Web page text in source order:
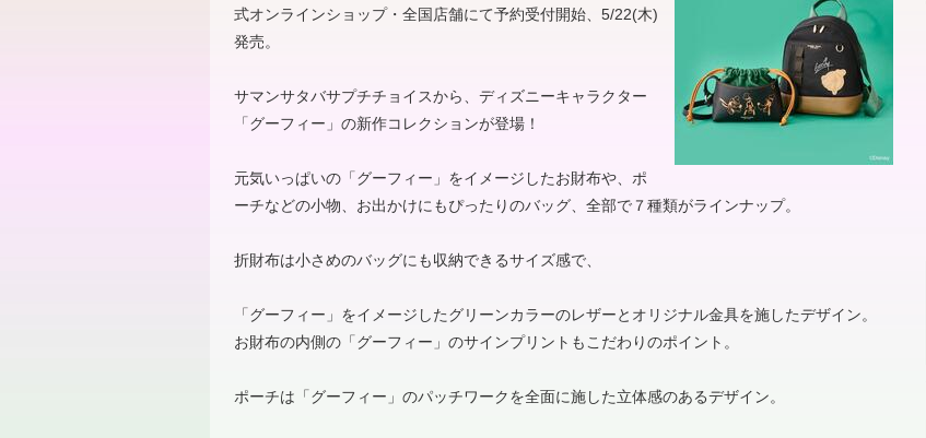
式オンラインショップ・全国店舗にて予約受付開始、5/22(木)
発売。
サマンサタバサプチチョイスから、ディズニーキャラクター
「グーフィー」の新作コレクションが登場！
元気いっぱいの「グーフィー」をイメージしたお財布や、ポ
ーチなどの小物、お出かけにもぴったりのバッグ、全部で７種類がラインナップ。
折財布は小さめのバッグにも収納できるサイズ感で、
「グーフィー」をイメージしたグリーンカラーのレザーとオリジナル金具を施したデザイン。
お財布の内側の「グーフィー」のサインプリントもこだわりのポイント。
ポーチは「グーフィー」のパッチワークを全面に施した立体感のあるデザイン。